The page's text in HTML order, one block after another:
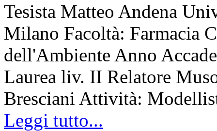
Tesista Matteo Andena
Milano Facoltà: Farmacia
dell'Ambiente Anno
Laurea liv. II Relatore
Bresciani Attività:
Leggi tutto...